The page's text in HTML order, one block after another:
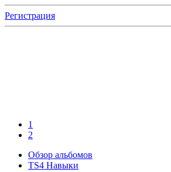
Регистрация
1
2
Обзор альбомов
TS4 Навыки